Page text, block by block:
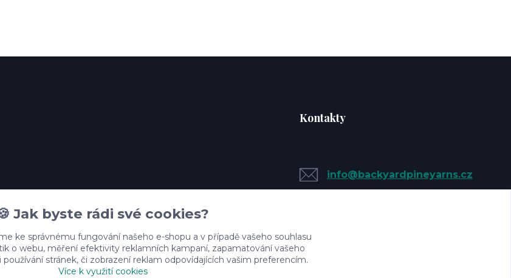
Kontakty
info@backyardpineyarns.cz
Jak byste rádi své cookies?
ke správnému fungování našeho e-shopu a v případě vašeho souhlasu
o webu, měření efektivity reklamních kampaní, zapamatování vašeho
stránek, či zobrazení reklam odpovídajících vašim preferencím.
Více k využití cookies